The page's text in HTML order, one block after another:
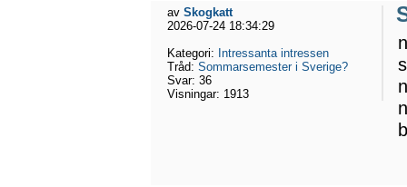
av Skogkatt
2026-07-24 18:34:29
Kategori: Intressanta intressen
Tråd: Sommarsemester i Sverige?
Svar: 36
Visningar: 1913